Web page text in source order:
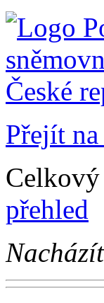
Přejít
přehled